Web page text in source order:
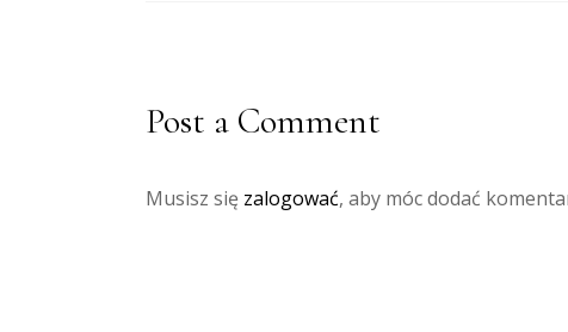
Post a Comment
Musisz się zalogować, aby móc dodać